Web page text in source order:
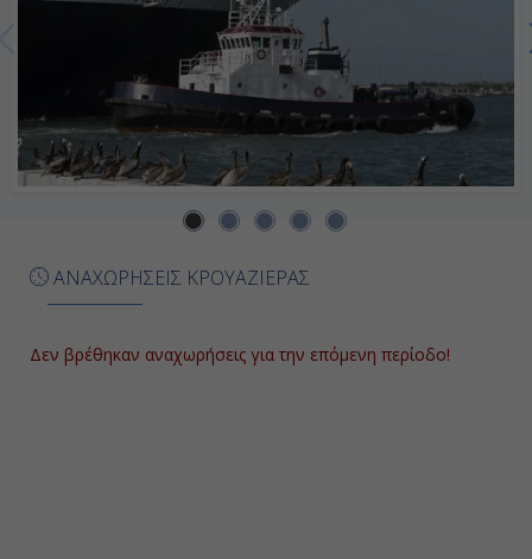
ΑΝΑΧΩΡΗΣΕΙΣ ΚΡΟΥΑΖΙΕΡΑΣ
Δεν βρέθηκαν αναχωρήσεις για την επόμενη περίοδο!